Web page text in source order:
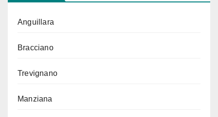
Anguillara
Bracciano
Trevignano
Manziana